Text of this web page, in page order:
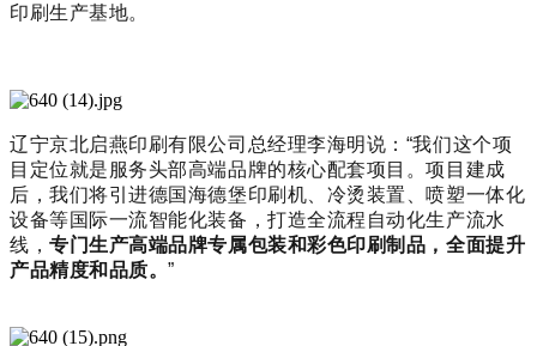
印刷生产基地。
辽宁京北启燕印刷有限公司总经理李海明说：“我们这个项
目定位就是服务头部高端品牌的核心配套项目。项目建成
后，我们将引进德国海德堡印刷机、冷烫装置、喷塑一体化
设备等国际一流智能化装备，打造全流程自动化生产流水
线，专门生产高端品牌专属包装和彩色印刷制品，全面提升
产品精度和品质。”